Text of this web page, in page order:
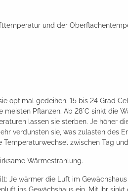
und der
optimal gedeihen. 15 bis 24 Grad
Pflanzen. Ab 28°C sinkt die
lassen sie sterben. Je höher
verdunsten sie, was zulasten des
zwischen Tag
Wärmestrahlung.
Je wärmer die Luft im